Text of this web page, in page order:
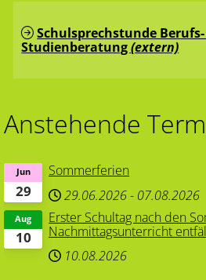
Schulsprechstunde
Studienberatung(extern)
Anstehende
29
Jun
Sommerferien
29.06.2026- 07.08.2026
10
Aug
Erster Schultag nach den
Nachmittagsunterricht
10.08.2026